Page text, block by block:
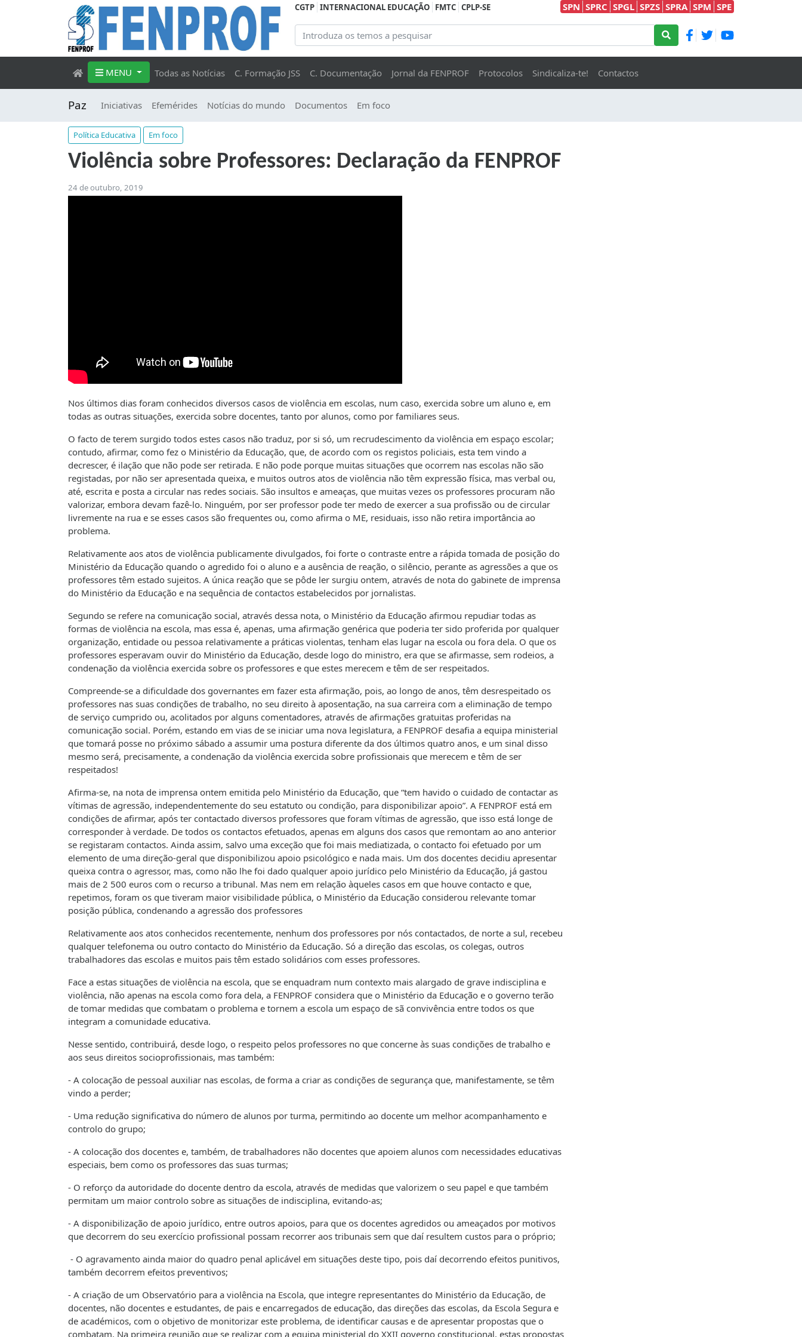
CGTP INTERNACIONAL EDUCAÇÃO FMTC CPLP-SE SPN SPRC SPGL SPZS SPRA SPM SPE
MENU Todas as Notícias C. Formação JSS C. Documentação Jornal da FENPROF Protocolos Sindicaliza-te! Contactos
Paz Iniciativas Efemérides Notícias do mundo Documentos Em foco
Política Educativa Em foco
Violência sobre Professores: Declaração da FENPROF
24 de outubro, 2019
Nos últimos dias foram conhecidos diversos casos de violência em escolas, num caso, exercida sobre um aluno e, em
todas as outras situações, exercida sobre docentes, tanto por alunos, como por familiares seus.
O facto de terem surgido todos estes casos não traduz, por si só, um recrudescimento da violência em espaço escolar;
contudo, afirmar, como fez o Ministério da Educação, que, de acordo com os registos policiais, esta tem vindo a
decrescer, é ilação que não pode ser retirada. E não pode porque muitas situações que ocorrem nas escolas não são
registadas, por não ser apresentada queixa, e muitos outros atos de violência não têm expressão física, mas verbal ou,
até, escrita e posta a circular nas redes sociais. São insultos e ameaças, que muitas vezes os professores procuram não
valorizar, embora devam fazê-lo. Ninguém, por ser professor pode ter medo de exercer a sua profissão ou de circular
livremente na rua e se esses casos são frequentes ou, como afirma o ME, residuais, isso não retira importância ao
problema.
Relativamente aos atos de violência publicamente divulgados, foi forte o contraste entre a rápida tomada de posição do
Ministério da Educação quando o agredido foi o aluno e a ausência de reação, o silêncio, perante as agressões a que os
professores têm estado sujeitos. A única reação que se pôde ler surgiu ontem, através de nota do gabinete de imprensa
do Ministério da Educação e na sequência de contactos estabelecidos por jornalistas.
Segundo se refere na comunicação social, através dessa nota, o Ministério da Educação afirmou repudiar todas as
formas de violência na escola, mas essa é, apenas, uma afirmação genérica que poderia ter sido proferida por qualquer
organização, entidade ou pessoa relativamente a práticas violentas, tenham elas lugar na escola ou fora dela. O que os
professores esperavam ouvir do Ministério da Educação, desde logo do ministro, era que se afirmasse, sem rodeios, a
condenação da violência exercida sobre os professores e que estes merecem e têm de ser respeitados.
Compreende-se a dificuldade dos governantes em fazer esta afirmação, pois, ao longo de anos, têm desrespeitado os
professores nas suas condições de trabalho, no seu direito à aposentação, na sua carreira com a eliminação de tempo
de serviço cumprido ou, acolitados por alguns comentadores, através de afirmações gratuitas proferidas na
comunicação social. Porém, estando em vias de se iniciar uma nova legislatura, a FENPROF desafia a equipa ministerial
que tomará posse no próximo sábado a assumir uma postura diferente da dos últimos quatro anos, e um sinal disso
mesmo será, precisamente, a condenação da violência exercida sobre profissionais que merecem e têm de ser
respeitados!
Afirma-se, na nota de imprensa ontem emitida pelo Ministério da Educação, que “tem havido o cuidado de contactar as
vítimas de agressão, independentemente do seu estatuto ou condição, para disponibilizar apoio”. A FENPROF está em
condições de afirmar, após ter contactado diversos professores que foram vítimas de agressão, que isso está longe de
corresponder à verdade. De todos os contactos efetuados, apenas em alguns dos casos que remontam ao ano anterior
se registaram contactos. Ainda assim, salvo uma exceção que foi mais mediatizada, o contacto foi efetuado por um
elemento de uma direção-geral que disponibilizou apoio psicológico e nada mais. Um dos docentes decidiu apresentar
queixa contra o agressor, mas, como não lhe foi dado qualquer apoio jurídico pelo Ministério da Educação, já gastou
mais de 2 500 euros com o recurso a tribunal. Mas nem em relação àqueles casos em que houve contacto e que,
repetimos, foram os que tiveram maior visibilidade pública, o Ministério da Educação considerou relevante tomar
posição pública, condenando a agressão dos professores
Relativamente aos atos conhecidos recentemente, nenhum dos professores por nós contactados, de norte a sul, recebeu
qualquer telefonema ou outro contacto do Ministério da Educação. Só a direção das escolas, os colegas, outros
trabalhadores das escolas e muitos pais têm estado solidários com esses professores.
Face a estas situações de violência na escola, que se enquadram num contexto mais alargado de grave indisciplina e
violência, não apenas na escola como fora dela, a FENPROF considera que o Ministério da Educação e o governo terão
de tomar medidas que combatam o problema e tornem a escola um espaço de sã convivência entre todos os que
integram a comunidade educativa.
Nesse sentido, contribuirá, desde logo, o respeito pelos professores no que concerne às suas condições de trabalho e
aos seus direitos socioprofissionais, mas também:
- A colocação de pessoal auxiliar nas escolas, de forma a criar as condições de segurança que, manifestamente, se têm
vindo a perder;
- Uma redução significativa do número de alunos por turma, permitindo ao docente um melhor acompanhamento e
controlo do grupo;
- A colocação dos docentes e, também, de trabalhadores não docentes que apoiem alunos com necessidades educativas
especiais, bem como os professores das suas turmas;
- O reforço da autoridade do docente dentro da escola, através de medidas que valorizem o seu papel e que também
permitam um maior controlo sobre as situações de indisciplina, evitando-as;
- A disponibilização de apoio jurídico, entre outros apoios, para que os docentes agredidos ou ameaçados por motivos
que decorrem do seu exercício profissional possam recorrer aos tribunais sem que daí resultem custos para o próprio;
- O agravamento ainda maior do quadro penal aplicável em situações deste tipo, pois daí decorrendo efeitos punitivos,
também decorrem efeitos preventivos;
- A criação de um Observatório para a violência na Escola, que integre representantes do Ministério da Educação, de
docentes, não docentes e estudantes, de pais e encarregados de educação, das direções das escolas, da Escola Segura e
de académicos, com o objetivo de monitorizar este problema, de identificar causas e de apresentar propostas que o
combatam. Na primeira reunião que se realizar com a equipa ministerial do XXII governo constitucional, estas propostas